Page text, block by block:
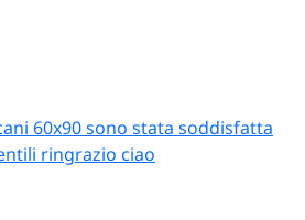
60x90 sono stata soddisfatta
ringrazio ciao